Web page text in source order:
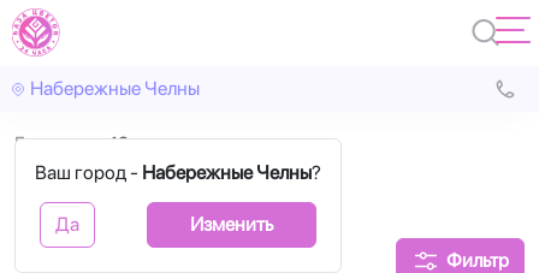
Набережные Челны
Ваш город - Набережные Челны?
Да Изменить
Главная 19 роз
19 роз букеты
Фильтр